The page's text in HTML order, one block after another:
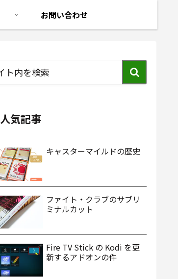
お問い合わせ
人気記事
キャスターマイルドの歴史
ファイト・クラブのサブリ
ミナルカット
Fire TV Stick の Kodi を更
新するアドオンの件